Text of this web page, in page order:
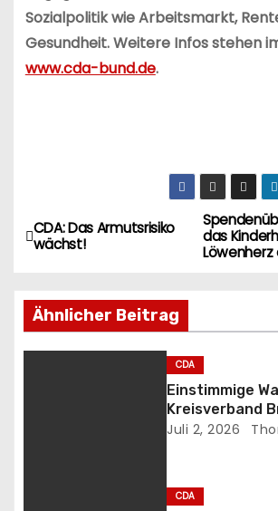
Sozialpolitik wie Arbeitsmarkt,
Gesundheit. Weitere Infos stehen
www.cda-bund.de.
B
i
t
das
Löwenherz
CDA: Das Armutsrisiko
wächst!
Ähnlicher Beitrag
CDA
Einstimmige
Kreisverband
Juli 2, 2026
CDA